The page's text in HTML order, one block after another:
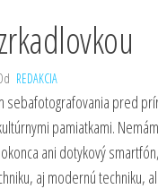
REDAKCIA
sebafotografovania pred
pamiatkami.
ani dotykový
aj modernú techniku,